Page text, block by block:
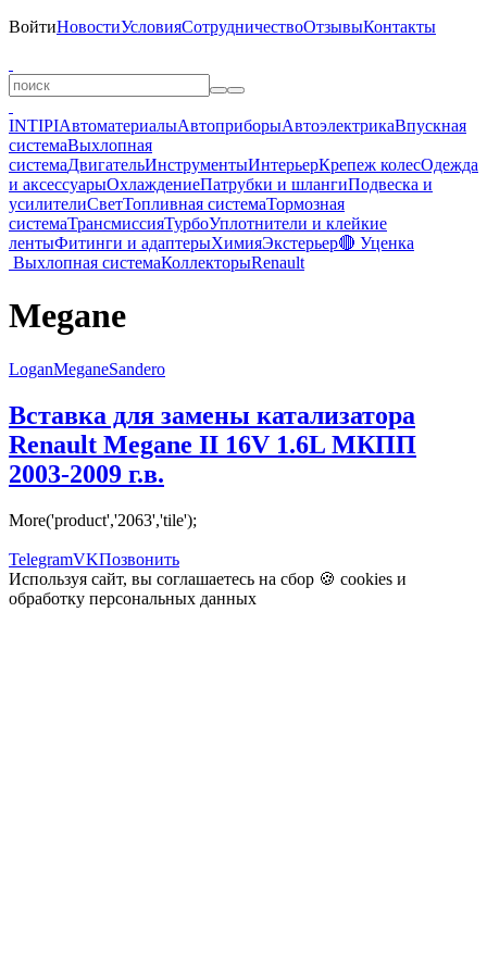
ВойтиНовостиУсловияСотрудничествоОтзывыКонтакты
INTIPIАвтоматериалыАвтоприборыАвтоэлектрикаВпускная
системаВыхлопная
системаДвигательИнструментыИнтерьерКрепеж колесОдежда
и аксессуарыОхлаждениеПатрубки и шлангиПодвеска и
усилителиСветТопливная системаТормозная
системаТрансмиссияТурбоУплотнители и клейкие
лентыФитинги и адаптерыХимияЭкстерьер🔴 Уценка
Выхлопная системаКоллекторыRenault
Megane
LoganMeganeSandero
Вставка для замены катализатора
Renault Megane II 16V 1.6L МКПП
2003-2009 г.в.
More('product','2063','tile');
TelegramVKПозвонить
Используя сайт, вы соглашаетесь на сбор 🍪 cookies и
обработку персональных данных